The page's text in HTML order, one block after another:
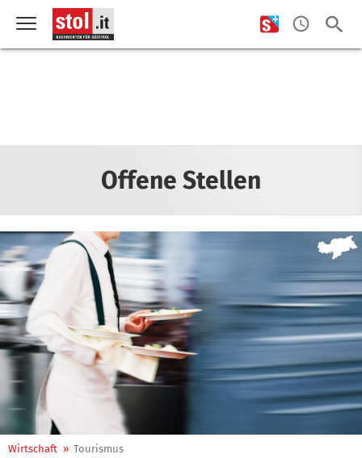
Offene Stellen
Wirtschaft » Tourismus